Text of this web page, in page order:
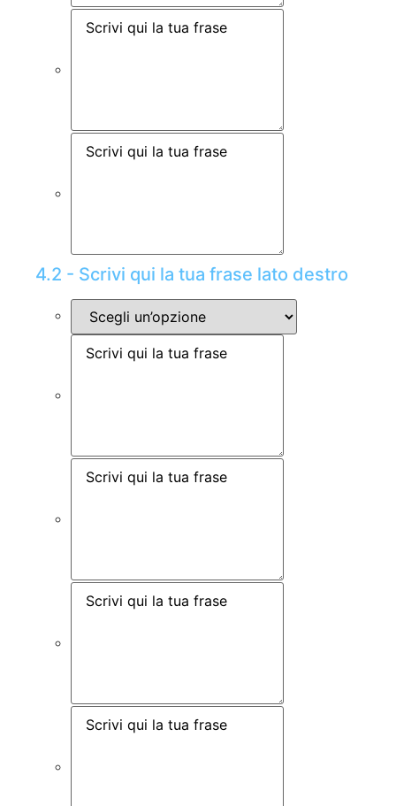
4.2 - Scrivi qui la tua frase lato destro